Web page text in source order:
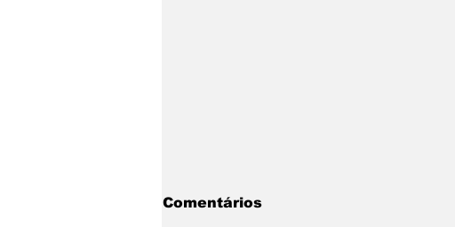
Comentários